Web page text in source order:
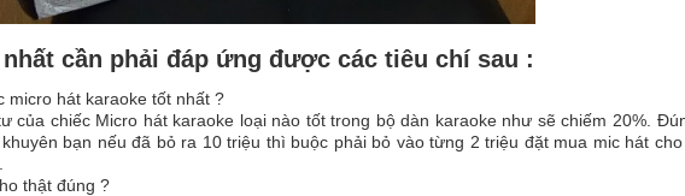
cần phải đáp ứng được các tiêu chí sau :
micro hát karaoke tốt nhất ?
của chiếc Micro hát karaoke loại nào tốt trong bộ dàn karaoke như sẽ chiếm 20%.
bạn nếu đã bỏ ra 10 triệu thì buộc phải bỏ vào từng 2 triệu đặt mua mic hát
thật đúng ?